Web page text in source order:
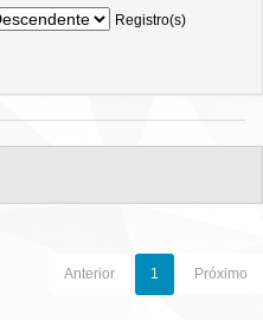
Registro(s)
Anterior 1 Próximo